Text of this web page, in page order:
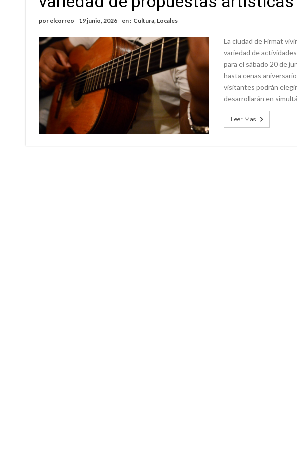
Violento robo en la zona rural de Firmat: maniataron a una pareja de
por elcorreo 19 junio, 2026 en : Cultura, Locales
La ciudad de Firmat
variedad de
para el sábado 20 de
hasta cenas
visitantes podrán
desarrollarán en
Leer Mas